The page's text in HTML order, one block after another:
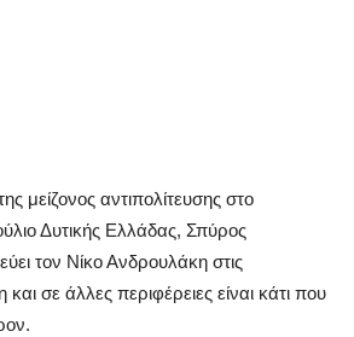
μείζονος αντιπολίτευσης στο
Δυτικής Ελλάδας, Σπύρος
τον Νίκο Ανδρουλάκη στις
και σε άλλες περιφέρειες είναι κάτι που